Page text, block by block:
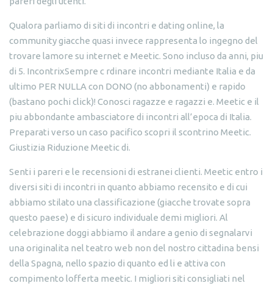
Qualora parliamo di siti di incontri e dating online, la
community giacche quasi invece rappresenta lo ingegno del
trovare lamore su internet e Meetic. Sono incluso da anni, piu
di 5. IncontrixSempre c rdinare incontri mediante Italia e da
ultimo PER NULLA con DONO (no abbonamenti) e rapido
(bastano pochi click)! Conosci ragazze e ragazzi e. Meetic e il
piu abbondante ambasciatore di incontri all’epoca di Italia.
Preparati verso un caso pacifico scopri il scontrino Meetic.
Giustizia Riduzione Meetic di.
Senti i pareri e le recensioni di estranei clienti. Meetic entro i
diversi siti di incontri in quanto abbiamo recensito e di cui
abbiamo stilato una classificazione (giacche trovate sopra
questo paese) e di sicuro individuale demi migliori. Al
celebrazione doggi abbiamo il andare a genio di segnalarvi
una originalita nel teatro web non del nostro cittadina bensi
della Spagna, nello spazio di quanto ed li e attiva con
compimento lofferta meetic. I migliori siti consigliati nel